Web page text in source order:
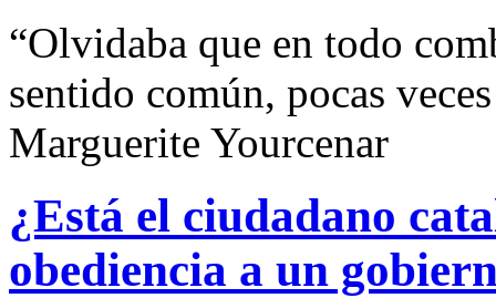
“Olvidaba que en todo
sentido común, pocas
Marguerite Yourcenar
¿Está el ciudadano
obediencia a un